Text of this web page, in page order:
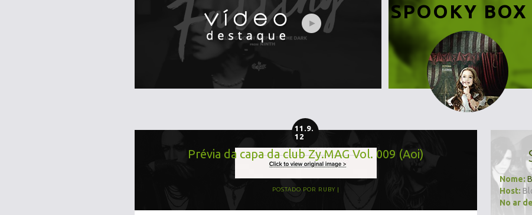
SPOOKY BOX
11.9.
12
Prévia da capa da club Zy.MAG Vol. 009 (Aoi)
POSTADO POR RUBY
Nome:
Host:
No ar